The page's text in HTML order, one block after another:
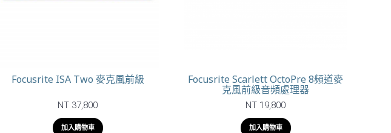
Focusrite ISA Two 麥克風前級
NT 37,800
加入購物車
Focusrite Scarlett OctoPre 8頻道麥
克風前級音頻處理器
NT 19,800
加入購物車